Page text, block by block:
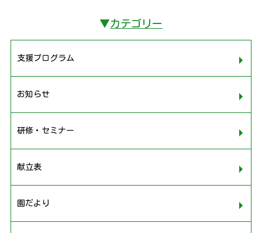
▼カテゴリー
支援プログラム
お知らせ
研修・セミナー
献立表
園だより